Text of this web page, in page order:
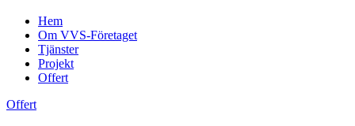
Hem
Om VVS-Företaget
Tjänster
Projekt
Offert
Offert